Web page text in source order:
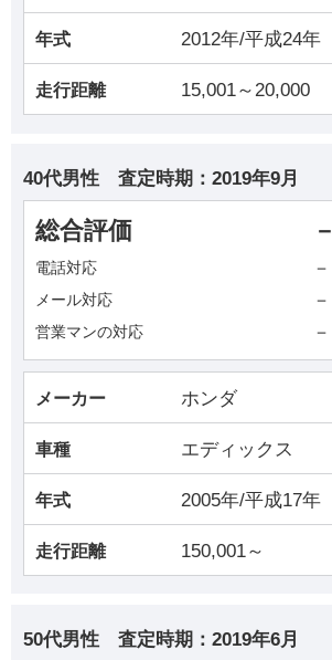
年式 2012年/平成24年
走行距離 15,001～20,000
40代男性 査定時期： 2019年9月
総合評価 －
電話対応 －
メール対応 －
営業マンの対応 －
メーカー ホンダ
車種 エディックス
年式 2005年/平成17年
走行距離 150,001～
50代男性 査定時期： 2019年6月